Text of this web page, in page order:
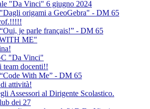
"Da Vinci" 6 giugno 2024
origami a GeoGebra" - DM 65
je parle français!” - DM 65
ME"
"Da Vinci"
docenti!!
With Me” - DM 65
attività!
Assessori al Dirigente Scolastico.
dei 27